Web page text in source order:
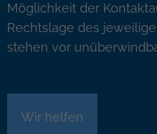
Möglichkeit der
Rechtslage des
stehen vor
Wir helfen